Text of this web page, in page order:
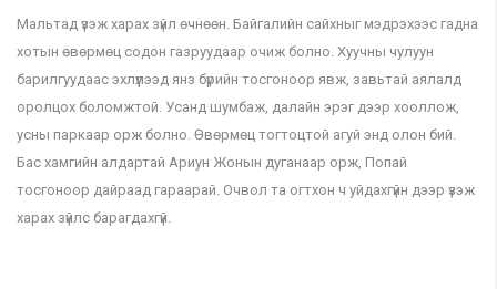
Мальтад үзэж харах зүйл өчнөөн. Байгалийн сайхныг мэдрэхээс гадна
хотын өвөрмөц содон газруудаар очиж болно. Хуучны чулуун
барилгуудаас эхлүүлээд янз бүрийн тосгоноор явж, завьтай аялалд
оролцох боломжтой. Усанд шумбаж, далайн эрэг дээр хооллож,
усны паркаар орж болно. Өвөрмөц тогтоцтой агуй энд олон бий.
Бас хамгийн алдартай Ариун Жонын дуганаар орж, Попай
тосгоноор дайраад гараарай. Очвол та огтхон ч уйдахгүйн дээр үзэж
харах зүйлс барагдахгүй.